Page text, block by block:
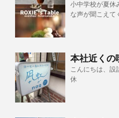
小中学校が夏休
な声が聞こえて
本社近くの
こんにちは、
休